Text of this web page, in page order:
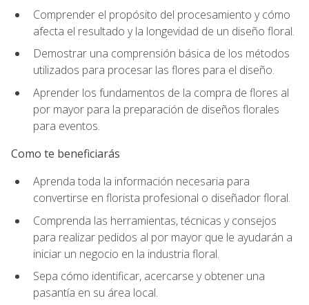
Comprender el propósito del procesamiento y cómo
afecta el resultado y la longevidad de un diseño floral.
Demostrar una comprensión básica de los métodos
utilizados para procesar las flores para el diseño.
Aprender los fundamentos de la compra de flores al
por mayor para la preparación de diseños florales
para eventos.
Como te beneficiarás
Aprenda toda la información necesaria para
convertirse en florista profesional o diseñador floral.
Comprenda las herramientas, técnicas y consejos
para realizar pedidos al por mayor que le ayudarán a
iniciar un negocio en la industria floral.
Sepa cómo identificar, acercarse y obtener una
pasantía en su área local.